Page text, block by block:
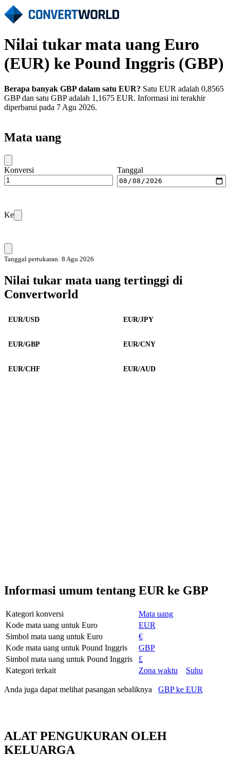
Nilai tukar mata uang Euro
(EUR) ke Pound Inggris (GBP)
Berapa banyak GBP dalam satu EUR? Satu EUR adalah 0,8565
GBP dan satu GBP adalah 1,1675 EUR. Informasi ini terakhir
diperbarui pada 7 Agu 2026.
Mata uang
Konversi Tanggal
Ke
Tanggal pertukaran: 8 Agu 2026
Nilai tukar mata uang tertinggi di
Convertworld
EUR/USD EUR/JPY
EUR/GBP EUR/CNY
EUR/CHF EUR/AUD
Informasi umum tentang EUR ke GBP
Kategori konversi
Mata uang
Kode mata uang untuk Euro
EUR
Simbol mata uang untuk Euro
€
Kode mata uang untuk Pound Inggris
GBP
Simbol mata uang untuk Pound Inggris
£
Kategori terkait
Zona waktu Suhu
Anda juga dapat melihat pasangan sebaliknya GBP ke EUR
ALAT PENGUKURAN OLEH
KELUARGA